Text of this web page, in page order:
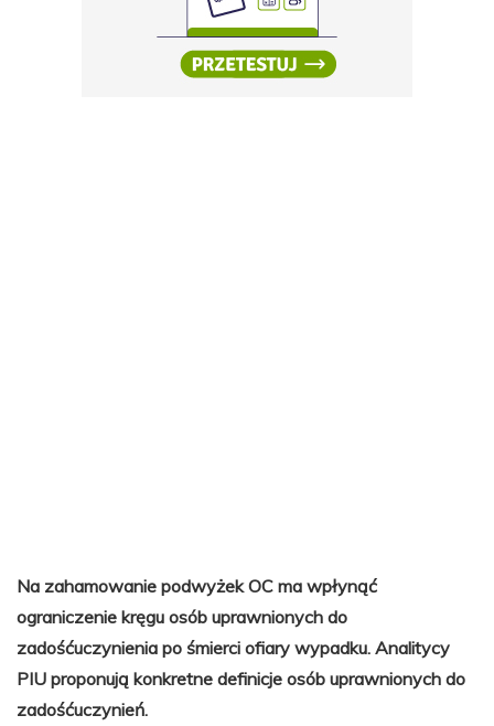
Na zahamowanie podwyżek OC ma wpłynąć
ograniczenie kręgu osób uprawnionych do
zadośćuczynienia po śmierci ofiary wypadku. Analitycy
PIU proponują konkretne definicje osób uprawnionych do
zadośćuczynień.